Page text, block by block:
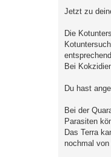
Jetzt zu
Die
Bei
Du hast
Bei der
Parasiten
Das Terra
nochmal